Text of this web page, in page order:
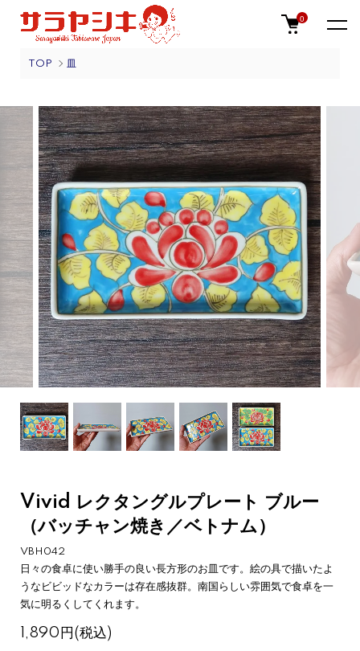
0
TOP 皿
Vivid レクタングルプレート ブルー
（バッチャン焼き／ベトナム）
VBH042
日々の食卓に使い勝手の良い長方形のお皿です。絵の具で描いたよ
うなビビッドなカラーは存在感抜群。南国らしい雰囲気で食卓を一
気に明るくしてくれます。
1,890円(税込)